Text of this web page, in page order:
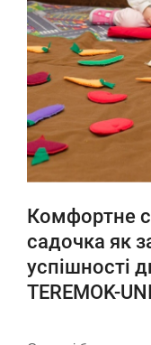
Комфортне
садочка як
успішності
TEREMOK-